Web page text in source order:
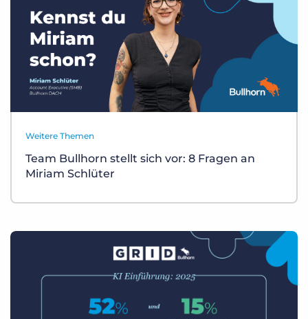
Weitere Themen
Team Bullhorn stellt sich vor: 8 Fragen an
Miriam Schlüter